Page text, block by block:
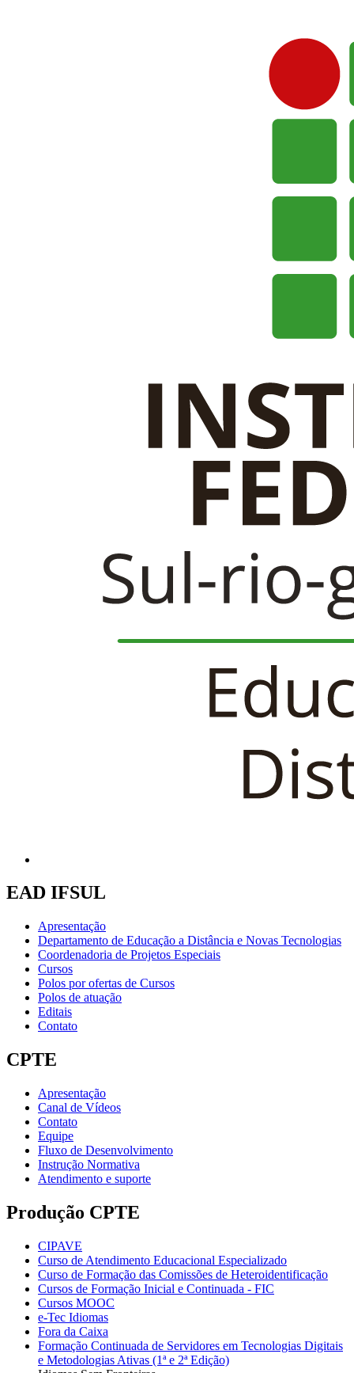
EAD IFSUL
Apresentação
Departamento de Educação a Distância e Novas Tecnologias
Coordenadoria de Projetos Especiais
Cursos
Polos por ofertas de Cursos
Polos de atuação
Editais
Contato
CPTE
Apresentação
Canal de Vídeos
Contato
Equipe
Fluxo de Desenvolvimento
Instrução Normativa
Atendimento e suporte
Produção CPTE
CIPAVE
Curso de Atendimento Educacional Especializado
Curso de Formação das Comissões de Heteroidentificação
Cursos de Formação Inicial e Continuada - FIC
Cursos MOOC
e-Tec Idiomas
Fora da Caixa
Formação Continuada de Servidores em Tecnologias Digitais
e Metodologias Ativas (1ª e 2ª Edição)